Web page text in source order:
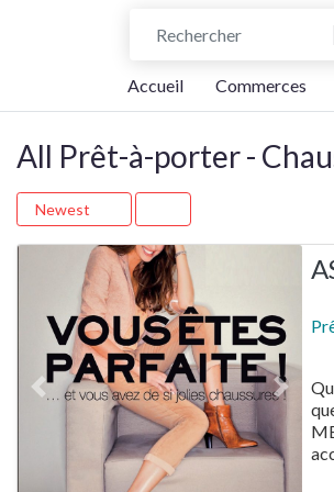
Accueil Commerces
All Prêt-à-porter -
Newest
Previous Next